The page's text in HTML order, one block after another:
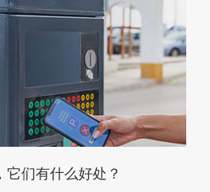
们有什么好处？